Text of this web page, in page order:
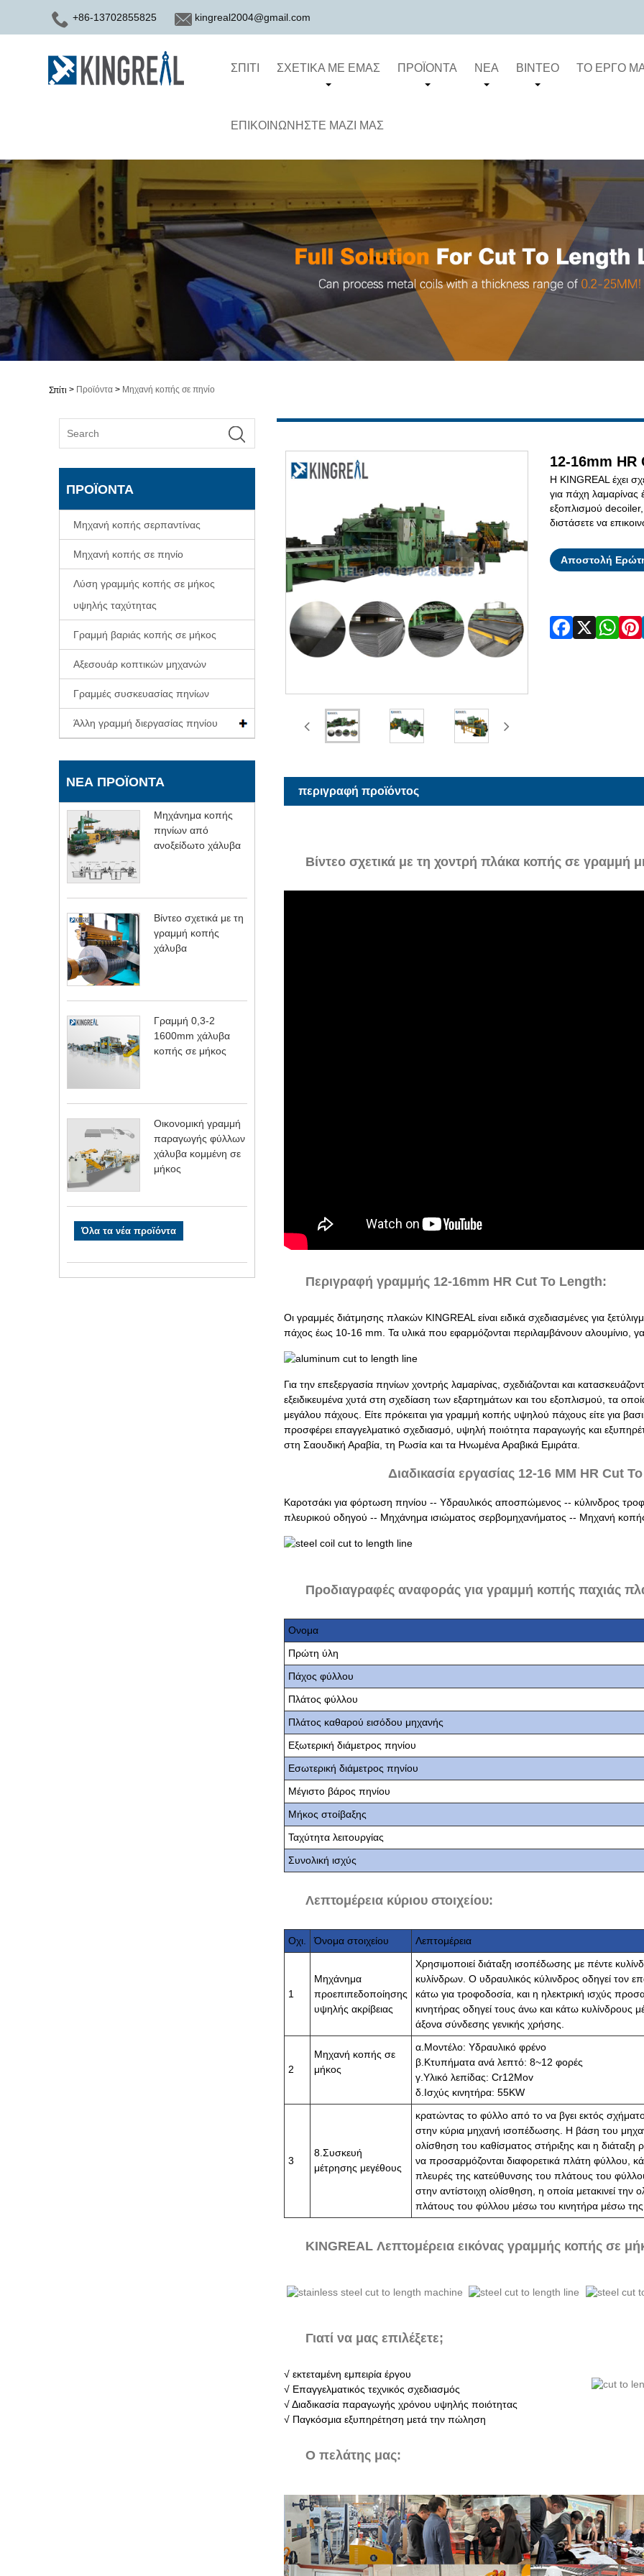
+86-13702855825 kingreal2004@gmail.com
ΣΠΊΤΙ ΣΧΕΤΙΚΆ ΜΕ ΕΜΆΣ ΠΡΟΪΌΝΤΑ ΝΈΑ ΒΊΝΤΕΟ ΤΟ ΈΡΓΟ
ΕΠΙΚΟΙΝΩΝΉΣΤΕ ΜΑΖΊ ΜΑΣ
Σπίτι > Προϊόντα > Μηχανή κοπής σε πηνίο
ΠΡΟΪΌΝΤΑ
Μηχανή κοπής σερπαντίνας
Μηχανή κοπής σε πηνίο
Λύση γραμμής κοπής σε μήκος
υψηλής ταχύτητας
Γραμμή βαριάς κοπής σε μήκος
Αξεσουάρ κοπτικών μηχανών
Γραμμές συσκευασίας πηνίων
Άλλη γραμμή διεργασίας πηνίου
ΝΈΑ ΠΡΟΪΌΝΤΑ
Μηχάνημα κοπής
πηνίων από
ανοξείδωτο χάλυβα
Βίντεο σχετικά με τη
γραμμή κοπής
χάλυβα
Γραμμή 0,3-2
1600mm χάλυβα
κοπής σε μήκος
Οικονομική γραμμή
παραγωγής φύλλων
χάλυβα κομμένη σε
μήκος
Όλα τα νέα προϊόντα
12-16mm
Η KINGREAL έχει
για πάχη
εξοπλισμού
διστάσετε να
Αποστολή
περιγραφή προϊόντος
Βίντεο σχετικά με τη χοντρή πλάκα κοπής σε γραμμή
Περιγραφή γραμμής 12-16mm HR Cut To Length:
Οι γραμμές διάτμησης πλακών KINGREAL είναι ειδικά σχεδιασμένες για
πάχος έως 10-16 mm. Τα υλικά που εφαρμόζονται περιλαμβάνουν αλουμίνιο,
Για την επεξεργασία πηνίων χοντρής λαμαρίνας, σχεδιάζονται και
εξειδικευμένα χυτά στη σχεδίαση των εξαρτημάτων και του εξοπλισμού, τα
μεγάλου πάχους. Είτε πρόκειται για γραμμή κοπής υψηλού πάχους είτε για
προσφέρει επαγγελματικό σχεδιασμό, υψηλή ποιότητα παραγωγής και
στη Σαουδική Αραβία, τη Ρωσία και τα Ηνωμένα Αραβικά Εμιράτα.
Διαδικασία εργασίας 12-16 MM HR Cut
Καροτσάκι για φόρτωση πηνίου -- Υδραυλικός αποσπώμενος -- κύλινδρος
πλευρικού οδηγού -- Μηχάνημα ισιώματος σερβομηχανήματος -- Μηχανή
Προδιαγραφές αναφοράς για γραμμή κοπής παχιάς
Ονομα
Πρώτη ύλη
Πάχος φύλλου
Πλάτος φύλλου
Πλάτος καθαρού εισόδου μηχανής
Εξωτερική διάμετρος πηνίου
Εσωτερική διάμετρος πηνίου
Μέγιστο βάρος πηνίου
Μήκος στοίβαξης
Ταχύτητα λειτουργίας
Συνολική ισχύς
Λεπτομέρεια κύριου στοιχείου:
Οχι. Όνομα στοιχείου Λεπτομέρεια
1
Μηχάνημα
προεπιπεδοποίησης
υψηλής ακρίβειας
Χρησιμοποιεί διάταξη ισοπέδωσης με πέντε
κυλίνδρων. Ο υδραυλικός κύλινδρος οδηγεί τον
κάτω για τροφοδοσία, και η ηλεκτρική ισχύς
κινητήρας οδηγεί τους άνω και κάτω κυλίνδρους
άξονα σύνδεσης γενικής χρήσης.
2
Μηχανή κοπής σε
μήκος
α.Μοντέλο: Υδραυλικό φρένο
β.Κτυπήματα ανά λεπτό: 8~12 φορές
γ.Υλικό λεπίδας: Cr12Mov
δ.Ισχύς κινητήρα: 55KW
3
8.Συσκευή
μέτρησης μεγέθους
κρατώντας το φύλλο από το να βγει εκτός
στην κύρια μηχανή ισοπέδωσης. Η βάση του
ολίσθηση του καθίσματος στήριξης και η
να προσαρμόζονται διαφορετικά πλάτη φύλλου,
πλευρές της κατεύθυνσης του πλάτους του
στην αντίστοιχη ολίσθηση, η οποία μετακινεί
πλάτους του φύλλου μέσω του κινητήρα μέσω
KINGREAL Λεπτομέρεια εικόνας γραμμής κοπής σε
Γιατί να μας επιλέξετε;
√ εκτεταμένη εμπειρία έργου
√ Επαγγελματικός τεχνικός σχεδιασμός
√ Διαδικασία παραγωγής χρόνου υψηλής ποιότητας
√ Παγκόσμια εξυπηρέτηση μετά την πώληση
Ο πελάτης μας: